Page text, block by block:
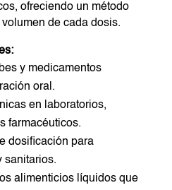
ofreciendo un método
de cada dosis.
y medicamentos
oral.
en laboratorios,
farmacéuticos.
dosificación para
sanitarios.
alimenticios líquidos que